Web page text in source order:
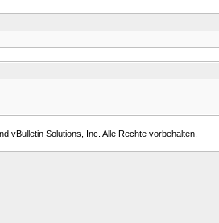
vBulletin Solutions, Inc. Alle Rechte vorbehalten.